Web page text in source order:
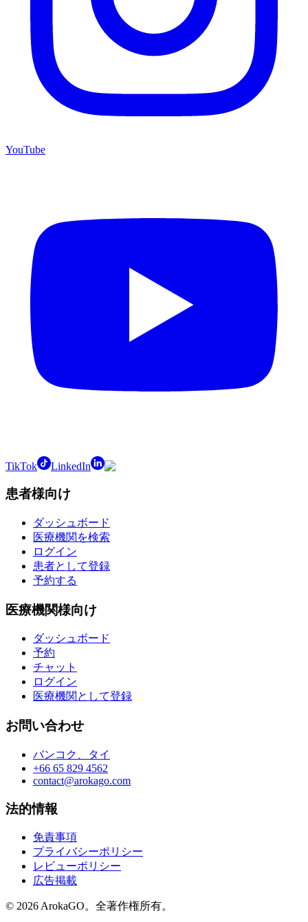
YouTube
TikTok LinkedIn
患者様向け
ダッシュボード
医療機関を検索
ログイン
患者として登録
予約する
医療機関様向け
ダッシュボード
予約
チャット
ログイン
医療機関として登録
お問い合わせ
バンコク、タイ
+66 65 829 4562
contact@arokago.com
法的情報
免責事項
プライバシーポリシー
レビューポリシー
広告掲載
© 2026 ArokaGO。全著作権所有。